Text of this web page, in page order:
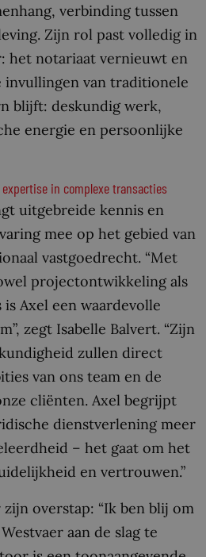
verbinding tussen
Zijn rol past volledig in
het notariaat vernieuwt en
invullingen van traditionele
blijft: deskundig werk,
energie en persoonlijke
in complexe transacties
uitgebreide kennis en
mee op het gebied van
vastgoedrecht. “Met
projectontwikkeling als
Axel een waardevolle
zegt Isabelle Balvert. “Zijn
zullen direct
van ons team en de
cliënten. Axel begrijpt
dienstverlening meer
– het gaat om het
en vertrouwen.”
overstap: “Ik ben blij om
aan de slag te